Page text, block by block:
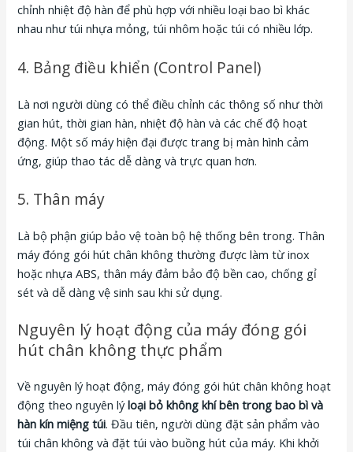
chỉnh nhiệt độ hàn để phù hợp với nhiều loại bao bì khác
nhau như túi nhựa mỏng, túi nhôm hoặc túi có nhiều lớp.
4. Bảng điều khiển (Control Panel)
Là nơi người dùng có thể điều chỉnh các thông số như thời
gian hút, thời gian hàn, nhiệt độ hàn và các chế độ hoạt
động. Một số máy hiện đại được trang bị màn hình cảm
ứng, giúp thao tác dễ dàng và trực quan hơn.
5. Thân máy
Là bộ phận giúp bảo vệ toàn bộ hệ thống bên trong. Thân
máy đóng gói hút chân không thường được làm từ inox
hoặc nhựa ABS, thân máy đảm bảo độ bền cao, chống gỉ
sét và dễ dàng vệ sinh sau khi sử dụng.
Nguyên lý hoạt động của máy đóng gói
hút chân không thực phẩm
Về nguyên lý hoạt động, máy đóng gói hút chân không hoạt
động theo nguyên lýloại bỏ không khí bên trong bao bì và
hàn kín miệng túi. Đầu tiên, người dùng đặt sản phẩm vào
túi chân không và đặt túi vào buồng hút của máy. Khi khởi